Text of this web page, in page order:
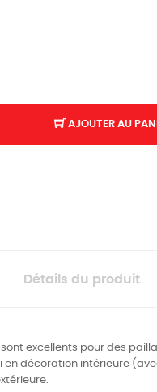
AJOUTER AU
Détails du produit
excellents pour des
en décoration intérieure